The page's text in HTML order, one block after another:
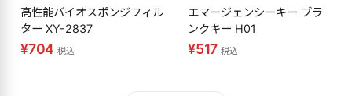
高性能バイオスポンジフィル
ター XY-2837
¥704税込
エマージェンシーキー ブラ
ンクキー H01
¥517税込